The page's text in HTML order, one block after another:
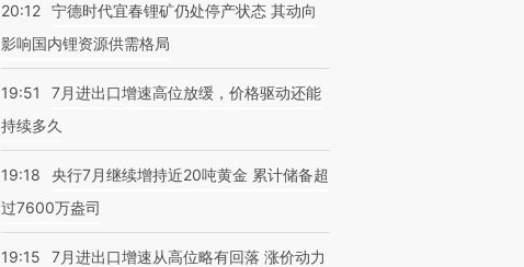
20:12 宁德时代宜春锂矿仍处停产状态 其动向
影响国内锂资源供需格局
19:51
7月进出口增速高位放缓，价格驱动还能
持续多久
19:18
央行7月继续增持近20吨黄金 累计储备超
过7600万盎司
19:15
7月进出口增速从高位略有回落 涨价动力